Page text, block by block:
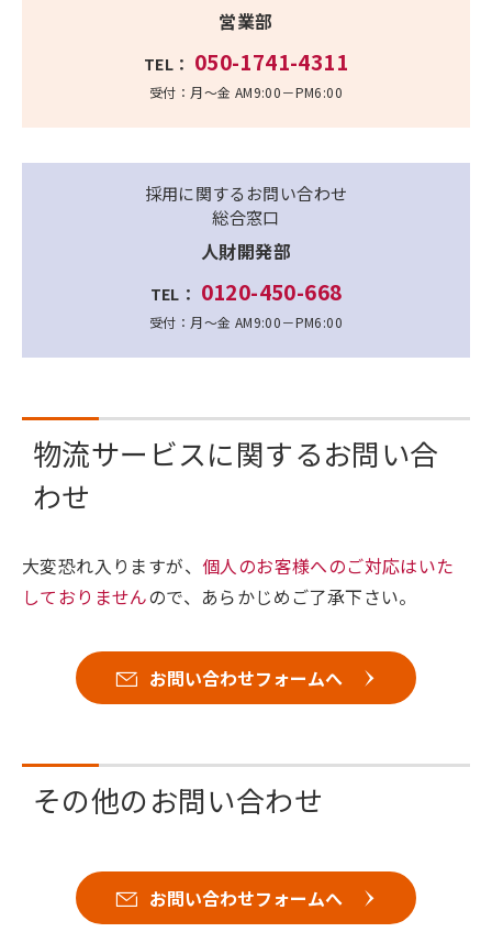
営業部
TEL： 050-1741-4311
受付：月～金 AM9:00－PM6:00
採用に関するお問い合わせ
総合窓口
人財開発部
TEL： 0120-450-668
受付：月～金 AM9:00－PM6:00
物流サービスに関するお問い合
わせ
大変恐れ入りますが、 個人のお客様へのご対応はいた
しておりませんので、あらかじめご了承下さい。
お問い合わせフォームへ
その他のお問い合わせ
お問い合わせフォームへ